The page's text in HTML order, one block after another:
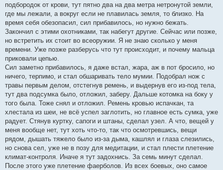
подбородок от крови, тут пятно два на два метра нетронутой земли,
где мы лежали, а вокруг если не плавилась земля, то близко. На
время себя обезопасил, сил прибавилось, но нужно бежать.
Закончил с этими охотниками, так набегут другие. Сейчас или позже,
но встретить их стоит во всеоружии. Я не знаю сколько у меня
времени. Уже позже разберусь что тут происходит, и почему мальца
приковали цепью.
Сил заметно прибавилось, я даже встал, жара, аж в пот бросило, но
ничего, терпимо, и стал обшаривать тело мумии. Подобрал нож с
травы первым делом, отстегнув ремень, и выдернув его из-под тела,
тут два подсумка было, отложил, заберу. Дальше котомка на боку у
того была. Тоже снял и отложил. Ремень кровью испачкан, та
хлестала из шеи, не всё успел заглотить, но главное есть сумка, уже
радует. Стянув куртку, сапоги и штаны, сделал узел. А что, вещей у
меня вообще нет, тут хоть что-то, так что осмотревшись, вещи
рядом, дышать тяжело было из-за дыма, кашлял и глаза слезились,
но снова сел, уже не в позу для медитации, и стал плести плетение
климат-контроля. Иначе я тут задохнись. За семь минут сделал.
После этого уже плетение фаерболов. Из всех боевых, оно самое